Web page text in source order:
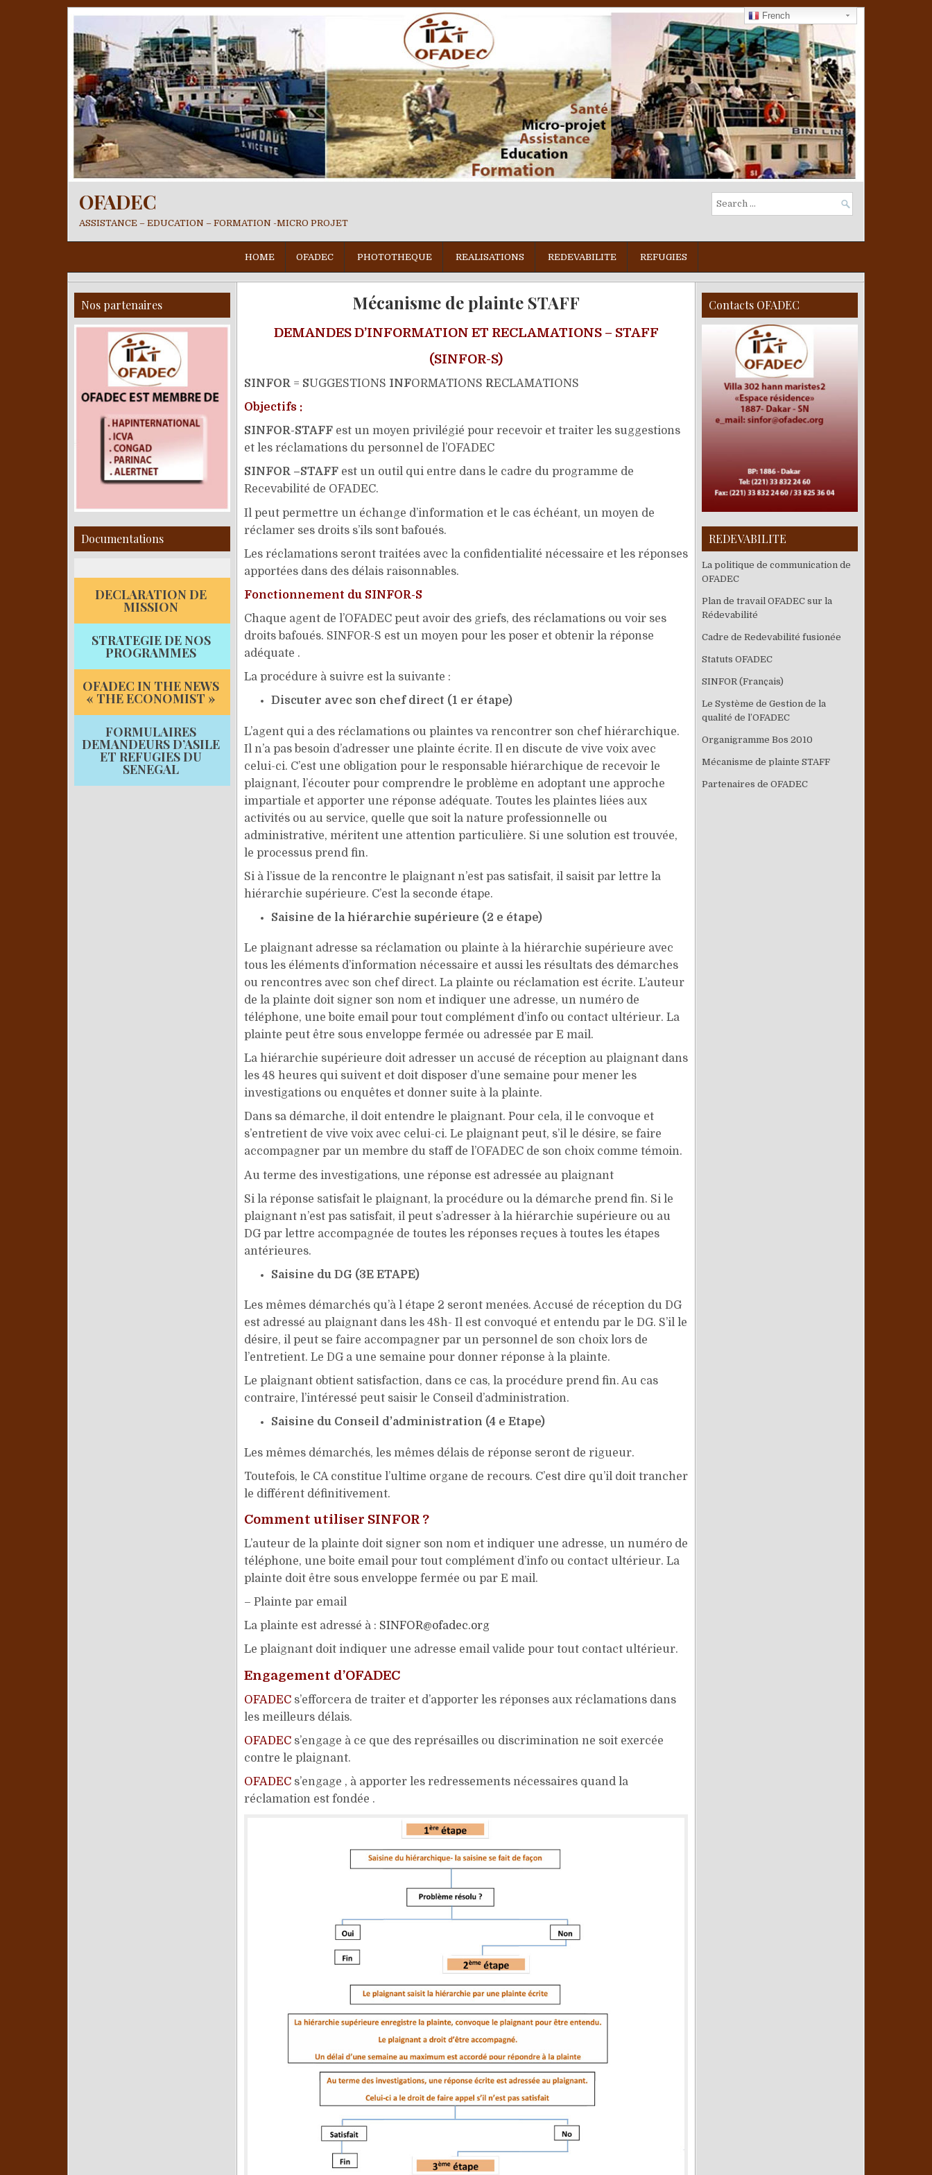
OFADEC
ASSISTANCE – EDUCATION – FORMATION -MICRO PROJET
Search
for:
HOME OFADEC PHOTOTHEQUE REALISATIONS REDEVABILITE REFUGIES
Mécanisme de plainte STAFF
DEMANDES D’INFORMATION ET RECLAMATIONS – STAFF
(SINFOR-S)
SINFOR = SUGGESTIONS INFORMATIONS RECLAMATIONS
Objectifs :
SINFOR-STAFF est un moyen privilégié pour recevoir et traiter les suggestions
et les réclamations du personnel de l’OFADEC
SINFOR –STAFF est un outil qui entre dans le cadre du programme de
Recevabilité de OFADEC.
Il peut permettre un échange d’information et le cas échéant, un moyen de
réclamer ses droits s’ils sont bafoués.
Les réclamations seront traitées avec la confidentialité nécessaire et les réponses
apportées dans des délais raisonnables.
Fonctionnement du SINFOR-S
Chaque agent de l’OFADEC peut avoir des griefs, des réclamations ou voir ses
droits bafoués. SINFOR-S est un moyen pour les poser et obtenir la réponse
adéquate .
La procédure à suivre est la suivante :
Discuter avec son chef direct (1 er étape)
L’agent qui a des réclamations ou plaintes va rencontrer son chef hiérarchique.
Il n’a pas besoin d’adresser une plainte écrite. Il en discute de vive voix avec
celui-ci. C’est une obligation pour le responsable hiérarchique de recevoir le
plaignant, l’écouter pour comprendre le problème en adoptant une approche
impartiale et apporter une réponse adéquate. Toutes les plaintes liées aux
activités ou au service, quelle que soit la nature professionnelle ou
administrative, méritent une attention particulière. Si une solution est trouvée,
le processus prend fin.
Si à l’issue de la rencontre le plaignant n’est pas satisfait, il saisit par lettre la
hiérarchie supérieure. C’est la seconde étape.
Saisine de la hiérarchie supérieure (2 e étape)
Le plaignant adresse sa réclamation ou plainte à la hiérarchie supérieure avec
tous les éléments d’information nécessaire et aussi les résultats des démarches
ou rencontres avec son chef direct. La plainte ou réclamation est écrite. L’auteur
de la plainte doit signer son nom et indiquer une adresse, un numéro de
téléphone, une boite email pour tout complément d’info ou contact ultérieur. La
plainte peut être sous enveloppe fermée ou adressée par E mail.
La hiérarchie supérieure doit adresser un accusé de réception au plaignant dans
les 48 heures qui suivent et doit disposer d’une semaine pour mener les
investigations ou enquêtes et donner suite à la plainte.
Dans sa démarche, il doit entendre le plaignant. Pour cela, il le convoque et
s’entretient de vive voix avec celui-ci. Le plaignant peut, s’il le désire, se faire
accompagner par un membre du staff de l’OFADEC de son choix comme témoin.
Au terme des investigations, une réponse est adressée au plaignant
Si la réponse satisfait le plaignant, la procédure ou la démarche prend fin. Si le
plaignant n’est pas satisfait, il peut s’adresser à la hiérarchie supérieure ou au
DG par lettre accompagnée de toutes les réponses reçues à toutes les étapes
antérieures.
Saisine du DG (3E ETAPE)
Les mêmes démarchés qu’à l étape 2 seront menées. Accusé de réception du DG
est adressé au plaignant dans les 48h- Il est convoqué et entendu par le DG. S’il le
désire, il peut se faire accompagner par un personnel de son choix lors de
l’entretient. Le DG a une semaine pour donner réponse à la plainte.
Le plaignant obtient satisfaction, dans ce cas, la procédure prend fin. Au cas
contraire, l’intéressé peut saisir le Conseil d’administration.
Saisine du Conseil d’administration (4 e Etape)
Les mêmes démarchés, les mêmes délais de réponse seront de rigueur.
Toutefois, le CA constitue l’ultime organe de recours. C’est dire qu’il doit trancher
le différent définitivement.
Comment utiliser SINFOR ?
L’auteur de la plainte doit signer son nom et indiquer une adresse, un numéro de
téléphone, une boite email pour tout complément d’info ou contact ultérieur. La
plainte doit être sous enveloppe fermée ou par E mail.
– Plainte par email
La plainte est adressé à : SINFOR@ofadec.org
Le plaignant doit indiquer une adresse email valide pour tout contact ultérieur.
Engagement d’OFADEC
OFADEC s’efforcera de traiter et d’apporter les réponses aux réclamations dans
les meilleurs délais.
OFADEC s’engage à ce que des représailles ou discrimination ne soit exercée
contre le plaignant.
OFADEC s’engage , à apporter les redressements nécessaires quand la
réclamation est fondée .
Nos partenaires
Documentations
DECLARATION DE
MISSION
STRATEGIE DE NOS
PROGRAMMES
OFADEC IN THE NEWS
« THE ECONOMIST »
FORMULAIRES
DEMANDEURS D’ASILE
ET REFUGIES DU
SENEGAL
Contacts OFADEC
REDEVABILITE
La politique de communication de
OFADEC
Plan de travail OFADEC sur la
Rédevabilité
Cadre de Redevabilité fusionée
Statuts OFADEC
SINFOR (Français)
Le Système de Gestion de la
qualité de l’OFADEC
Organigramme Bos 2010
Mécanisme de plainte STAFF
Partenaires de OFADEC
French